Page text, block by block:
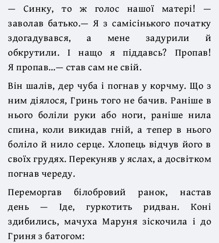
— Синку, то ж голос нашої матері! —
заволав батько.— Я з самісінького початку
здогадувався, а мене задурили й
обкрутили. І нащо я піддавсь? Пропав!
Я пропав…— став сам не свій.
Він шалів, дер чуба і погнав у корчму. Що з
ним діялося, Гринь того не бачив. Раніше в
нього боліли руки або ноги, раніше нила
спина, коли викидав гній, а тепер в нього
боліло й нило серце. Хлопець відчув його в
своїх грудях. Перекуняв у яслах, а досвітком
погнав череду.
Переморгав білобровий ранок, настав
день — Іде, гуркотить ридван. Коні
здибились, мачуха Маруня зіскочила і до
Гриня з батогом: